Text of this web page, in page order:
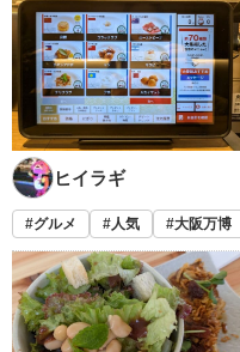
ヒイラギ
グルメ 人気 大阪万博